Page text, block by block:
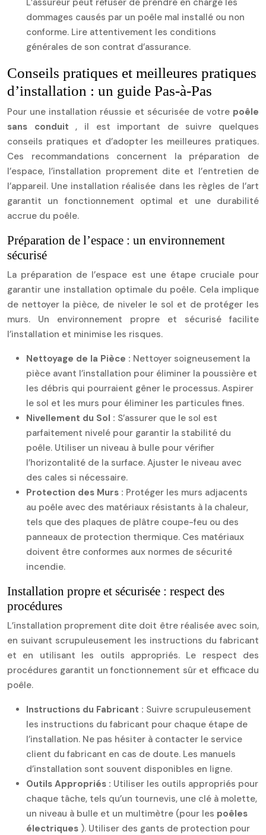
L’assureur peut refuser de prendre en charge les
dommages causés par un poêle mal installé ou non
conforme. Lire attentivement les conditions
générales de son contrat d’assurance.
Conseils pratiques et meilleures pratiques
d’installation : un guide Pas-à-Pas
Pour une installation réussie et sécurisée de votre poêle
sans conduit, il est important de suivre quelques
conseils pratiques et d’adopter les meilleures pratiques.
Ces recommandations concernent la préparation de
l’espace, l’installation proprement dite et l’entretien de
l’appareil. Une installation réalisée dans les règles de l’art
garantit un fonctionnement optimal et une durabilité
accrue du poêle.
Préparation de l’espace : un environnement
sécurisé
La préparation de l’espace est une étape cruciale pour
garantir une installation optimale du poêle. Cela implique
de nettoyer la pièce, de niveler le sol et de protéger les
murs. Un environnement propre et sécurisé facilite
l’installation et minimise les risques.
Nettoyage de la Pièce : Nettoyer soigneusement la
pièce avant l’installation pour éliminer la poussière et
les débris qui pourraient gêner le processus. Aspirer
le sol et les murs pour éliminer les particules fines.
Nivellement du Sol : S’assurer que le sol est
parfaitement nivelé pour garantir la stabilité du
poêle. Utiliser un niveau à bulle pour vérifier
l’horizontalité de la surface. Ajuster le niveau avec
des cales si nécessaire.
Protection des Murs : Protéger les murs adjacents
au poêle avec des matériaux résistants à la chaleur,
tels que des plaques de plâtre coupe-feu ou des
panneaux de protection thermique. Ces matériaux
doivent être conformes aux normes de sécurité
incendie.
Installation propre et sécurisée : respect des
procédures
L’installation proprement dite doit être réalisée avec soin,
en suivant scrupuleusement les instructions du fabricant
et en utilisant les outils appropriés. Le respect des
procédures garantit un fonctionnement sûr et efficace du
poêle.
Instructions du Fabricant : Suivre scrupuleusement
les instructions du fabricant pour chaque étape de
l’installation. Ne pas hésiter à contacter le service
client du fabricant en cas de doute. Les manuels
d’installation sont souvent disponibles en ligne.
Outils Appropriés : Utiliser les outils appropriés pour
chaque tâche, tels qu’un tournevis, une clé à molette,
un niveau à bulle et un multimètre (pour les poêles
électriques ). Utiliser des gants de protection pour